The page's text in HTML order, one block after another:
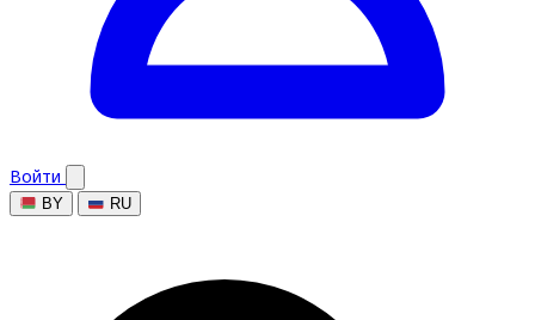
Войти
BY RU